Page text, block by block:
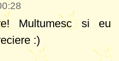
Multumesc si eu
:)